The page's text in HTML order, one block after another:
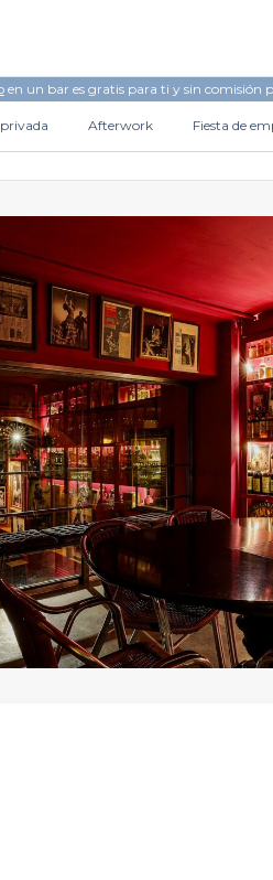
en un bar es gratis para ti y sin comisión
Afterwork Fiesta de